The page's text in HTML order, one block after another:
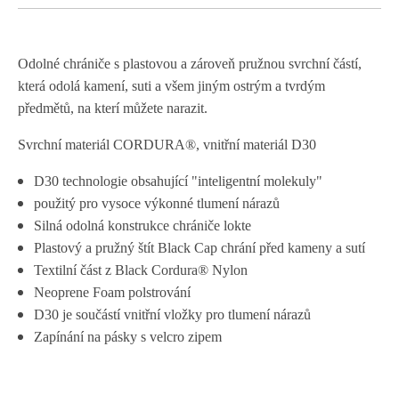
Odolné chrániče s plastovou a zároveň pružnou svrchní částí,
která odolá kamení, suti a všem jiným ostrým a tvrdým
předmětů, na kterí můžete narazit.
Svrchní materiál CORDURA®, vnitřní materiál D30
D30 technologie obsahující "inteligentní molekuly"
použitý pro vysoce výkonné tlumení nárazů
Silná odolná konstrukce chrániče lokte
Plastový a pružný štít Black Cap chrání před kameny a sutí
Textilní část z Black Cordura® Nylon
Neoprene Foam polstrování
D30 je součástí vnitřní vložky pro tlumení nárazů
Zapínání na pásky s velcro zipem